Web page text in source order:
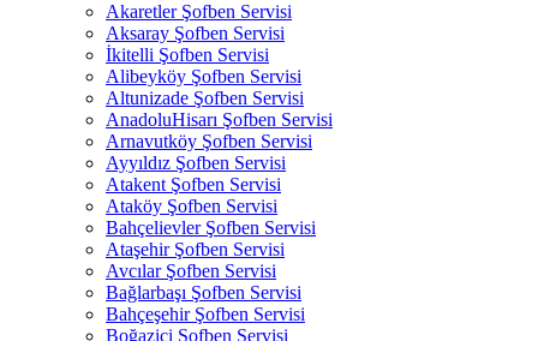
Akaretler Şofben Servisi
Aksaray Şofben Servisi
İkitelli Şofben Servisi
Alibeyköy Şofben Servisi
Altunizade Şofben Servisi
AnadoluHisarı Şofben Servisi
Arnavutköy Şofben Servisi
Ayyıldız Şofben Servisi
Atakent Şofben Servisi
Ataköy Şofben Servisi
Bahçelievler Şofben Servisi
Ataşehir Şofben Servisi
Avcılar Şofben Servisi
Bağlarbaşı Şofben Servisi
Bahçeşehir Şofben Servisi
Boğaziçi Şofben Servisi